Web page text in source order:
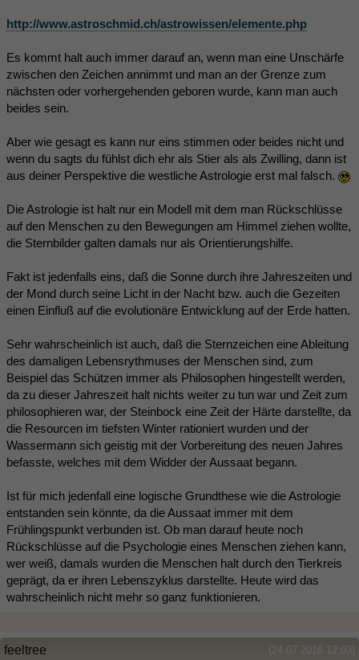
http://www.astroschmid.ch/astrowissen/elemente.php
Es kommt halt auch immer darauf an, wenn man eine Unschärfe
zwischen den Zeichen annimmt und man an der Grenze zum
nächsten oder vorhergehenden geboren wurde, kann man auch
beides sein.
Aber wie gesagt es kann nur eins stimmen oder beides nicht und
wenn du sagts du fühlst dich ehr als Stier als als Zwilling, dann ist
aus deiner Perspektive die westliche Astrologie erst mal falsch.
Die Astrologie ist halt nur ein Modell mit dem man Rückschlüsse
auf den Menschen zu den Bewegungen am Himmel ziehen wollte,
die Sternbilder galten damals nur als Orientierungshilfe.
Fakt ist jedenfalls eins, daß die Sonne durch ihre Jahreszeiten und
der Mond durch seine Licht in der Nacht bzw. auch die Gezeiten
einen Einfluß auf die evolutionäre Entwicklung auf der Erde hatten.
Sehr wahrscheinlich ist auch, daß die Sternzeichen eine Ableitung
des damaligen Lebensrythmuses der Menschen sind, zum
Beispiel das Schützen immer als Philosophen hingestellt werden,
da zu dieser Jahreszeit halt nichts weiter zu tun war und Zeit zum
philosophieren war, der Steinbock eine Zeit der Härte darstellte, da
die Resourcen im tiefsten Winter rationiert wurden und der
Wassermann sich geistig mit der Vorbereitung des neuen Jahres
befasste, welches mit dem Widder der Aussaat begann.
Ist für mich jedenfall eine logische Grundthese wie die Astrologie
entstanden sein könnte, da die Aussaat immer mit dem
Frühlingspunkt verbunden ist. Ob man darauf heute noch
Rückschlüsse auf die Psychologie eines Menschen ziehen kann,
wer weiß, damals wurden die Menschen halt durch den Tierkreis
geprägt, da er ihren Lebenszyklus darstellte. Heute wird das
wahrscheinlich nicht mehr so ganz funktionieren.
(24.07.2016 12:03)
feeltree